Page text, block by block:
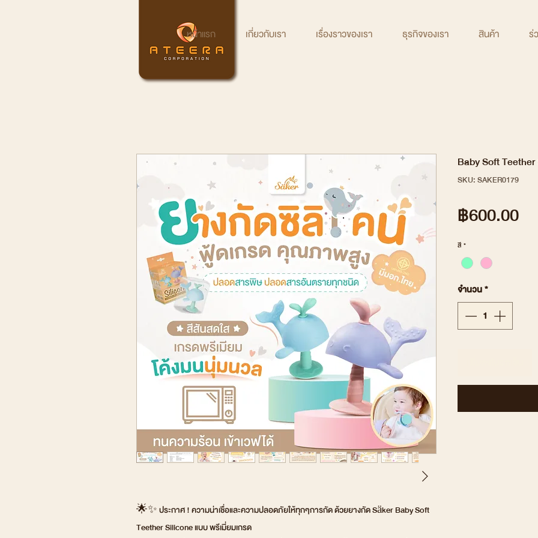
🌟✨ ประกาศ ! ความน่าเชื่อและความปลอดภัยให้ทุกๆการกัด ด้วยยางกัด Säker Baby Soft
Teether Silicone แบบ พรีเมี่ยมเกรด
Baby Soft
SKU: SAKER0179
฿600.00รา
สี *
จำนวน*
หน้าแรก เกี่ยวกับเรา เรื่องราวของเรา ธุรกิจของเรา สินค้า ร่